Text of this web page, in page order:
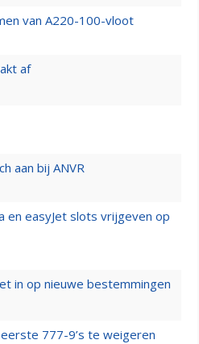
van A220-100-vloot
af
aan bij ANVR
easyJet slots vrijgeven op
in op nieuwe bestemmingen
777-9’s te weigeren